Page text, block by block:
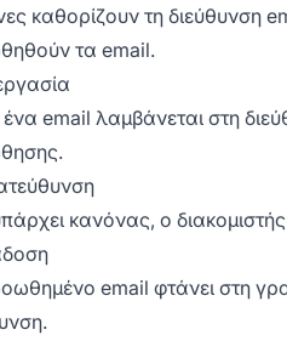
καθορίζουν τη διεύθυνση
τα email.
email λαμβάνεται στη
κανόνας, ο
email φτάνει στη